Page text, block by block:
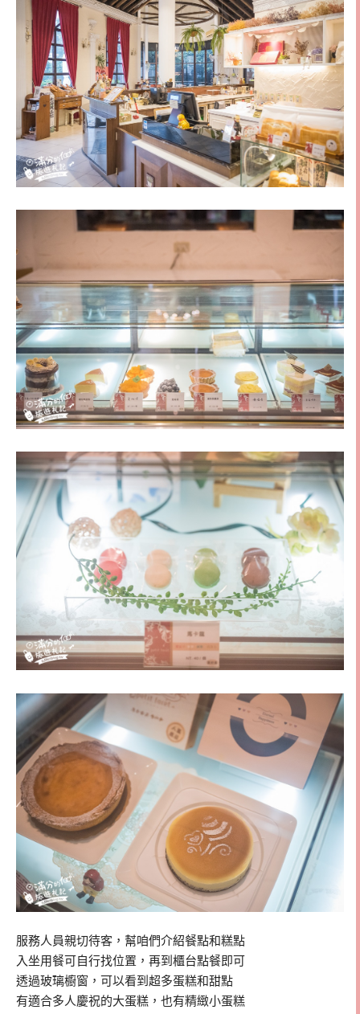
服務人員親切待客，幫咱們介紹餐點和糕點
入坐用餐可自行找位置，再到櫃台點餐即可
透過玻璃櫥窗，可以看到超多蛋糕和甜點
有適合多人慶祝的大蛋糕，也有精緻小蛋糕